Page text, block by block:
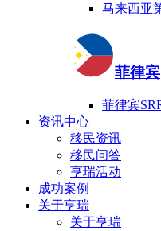
马来西亚
菲律宾
菲律宾
资讯中心
移民资讯
移民问答
亨瑞活动
成功案例
关于亨瑞
关于亨瑞